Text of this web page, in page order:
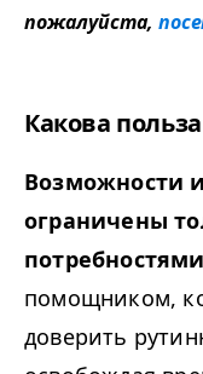
пожалуйста,
Какова
Возможности
ограничены
помощником,
доверить